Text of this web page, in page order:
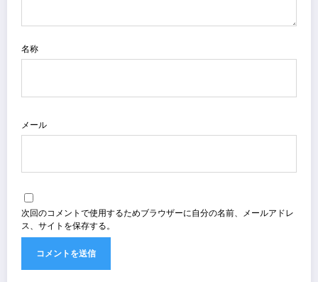
名称
メール
次回のコメントで使用するためブラウザーに自分の名前、メールアドレ
ス、サイトを保存する。